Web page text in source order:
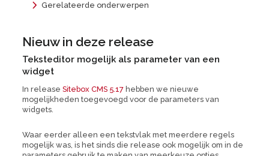
Gerelateerde onderwerpen
Nieuw in deze release
Teksteditor mogelijk als parameter van een
widget
In release Sitebox CMS 5.17hebben we nieuwe
mogelijkheden toegevoegd voor de parameters van
widgets.
Waar eerder alleen een tekstvlak met meerdere regels
mogelijk was, is het sinds die release ook mogelijk om in de